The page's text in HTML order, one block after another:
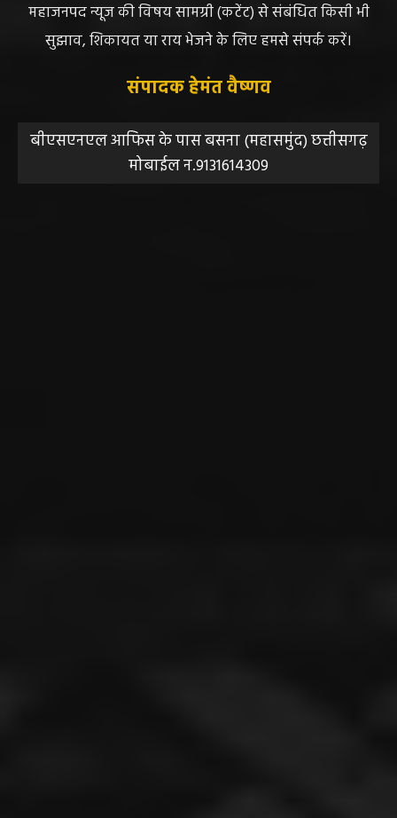
महाजनपद न्यूज की विषय सामग्री (कटेंट) से संबंधित किसी भी
सुझाव, शिकायत या राय भेजने के लिए हमसे संपर्क करें।
संपादक हेमंत वैष्णव
बीएसएनएल आफिस के पास बसना (महासमुंद) छत्तीसगढ़
मोबाईल न.9131614309